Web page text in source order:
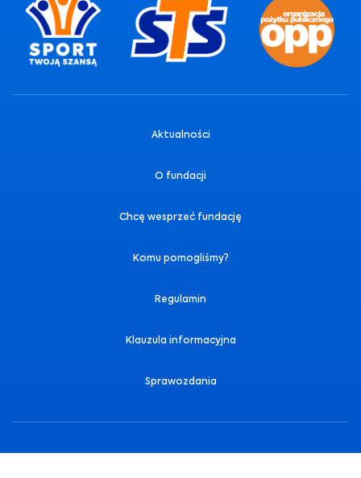
Aktualności
O fundacji
Chcę wesprzeć fundację
Komu pomogliśmy?
Regulamin
Klauzula informacyjna
Sprawozdania